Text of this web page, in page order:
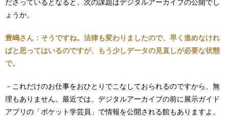
ださっているとなると、次の課題はデジタルアーカイブの公開でし
ょうか。
豊嶋さん：そうですね。法律も変わりましたので、早く進めなけれ
ばと思ってはいるのですが、もう少しデータの見直しが必要な状態
で。
－これだけのお仕事をおひとりでこなしておられるのですから、無
理もありません。最近では、デジタルアーカイブの前に展示ガイド
アプリの「ポケット学芸員」で情報を公開される館もありますよ。